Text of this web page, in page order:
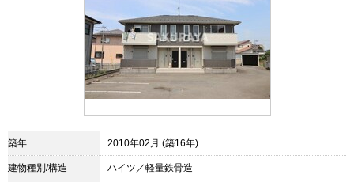
築年 2010年02月 (築16年)
建物種別/構造 ハイツ／軽量鉄骨造